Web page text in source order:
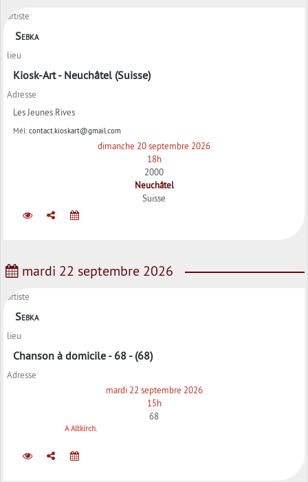
artiste
Sebka
lieu
Kiosk-Art - Neuchâtel (Suisse)
Adresse
Les Jeunes Rives
Mél: contact.kioskart@gmail.com
dimanche 20 septembre 2026
18h
2000
Neuchâtel
Suisse
mardi 22 septembre 2026
artiste
Sebka
lieu
Chanson à domicile - 68 - (68)
Adresse
mardi 22 septembre 2026
15h
68
A Altkirch.